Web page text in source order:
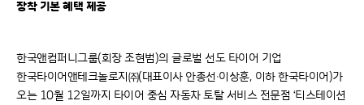
장착 기본 혜택 제공
한국앤컴퍼니그룹(회장 조현범)의 글로벌 선도 타이어 기업
한국타이어앤테크놀로지㈜(대표이사 안종선·이상훈, 이하 한국타이어)가
오는 10월 12일까지 타이어 중심 자동차 토탈 서비스 전문점 ‘티스테이션